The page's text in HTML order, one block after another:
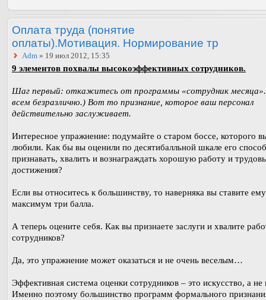
Оплата труда (понятие
оплаты).Мотивация. Нормирование тр
Adm » 19 июл 2012, 15:35
9 элементов похвалы высокоэффективных сотрудников.
Шаг первый: откажитесь от программы «сотрудник
всем безразлично.) Вот то признание, которое ваш персонал
действительно заслуживает.
Интересное упражнение: подумайте о старом боссе, которого
любили. Как бы вы оценили по десятибалльной шкале его
признавать, хвалить и вознаграждать хорошую работу и
достижения?
Если вы относитесь к большинству, то наверняка вы ставите
максимум три балла.
А теперь оцените себя. Как вы признаете заслуги и хвалите
сотрудников?
Да, это упражнение может оказаться и не очень веселым…
Эффективная система оценки сотрудников – это искусство, а не
Именно поэтому большинство программ формального